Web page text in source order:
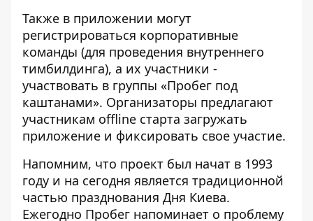
Также в приложении могут
регистрироваться корпоративные
команды (для проведения внутреннего
тимбилдинга), а их участники -
участвовать в группы «Пробег под
каштанами». Организаторы предлагают
участникам offline старта загружать
приложение и фиксировать свое участие.
Напомним, что проект был начат в 1993
году и на сегодня является традиционной
частью празднования Дня Киева.
Ежегодно Пробег напоминает о проблему